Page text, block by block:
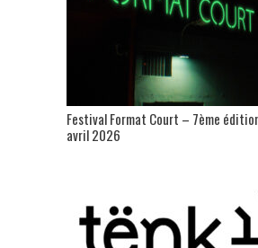
Festival Format Court – 7ème
avril 2026